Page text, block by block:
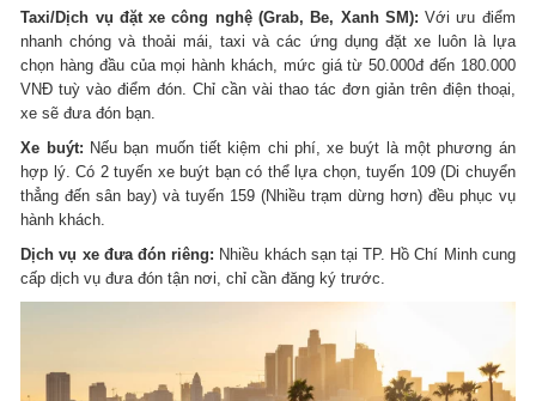
Taxi/Dịch vụ đặt xe công nghệ (Grab, Be, Xanh SM):Với ưu điểm
nhanh chóng và thoải mái, taxi và các ứng dụng đặt xe luôn là lựa
chọn hàng đầu của mọi hành khách, mức giá từ 50.000đ đến 180.000
VNĐ tuỳ vào điểm đón. Chỉ cần vài thao tác đơn giản trên điện thoại,
xe sẽ đưa đón bạn.
Xe buýt: Nếu bạn muốn tiết kiệm chi phí, xe buýt là một phương án
hợp lý. Có 2 tuyến xe buýt bạn có thể lựa chọn, tuyến 109 (Di chuyển
thẳng đến sân bay) và tuyến 159 (Nhiều trạm dừng hơn) đều phục vụ
hành khách.
Dịch vụ xe đưa đón riêng: Nhiều khách sạn tại TP. Hồ Chí Minh cung
cấp dịch vụ đưa đón tận nơi, chỉ cần đăng ký trước.